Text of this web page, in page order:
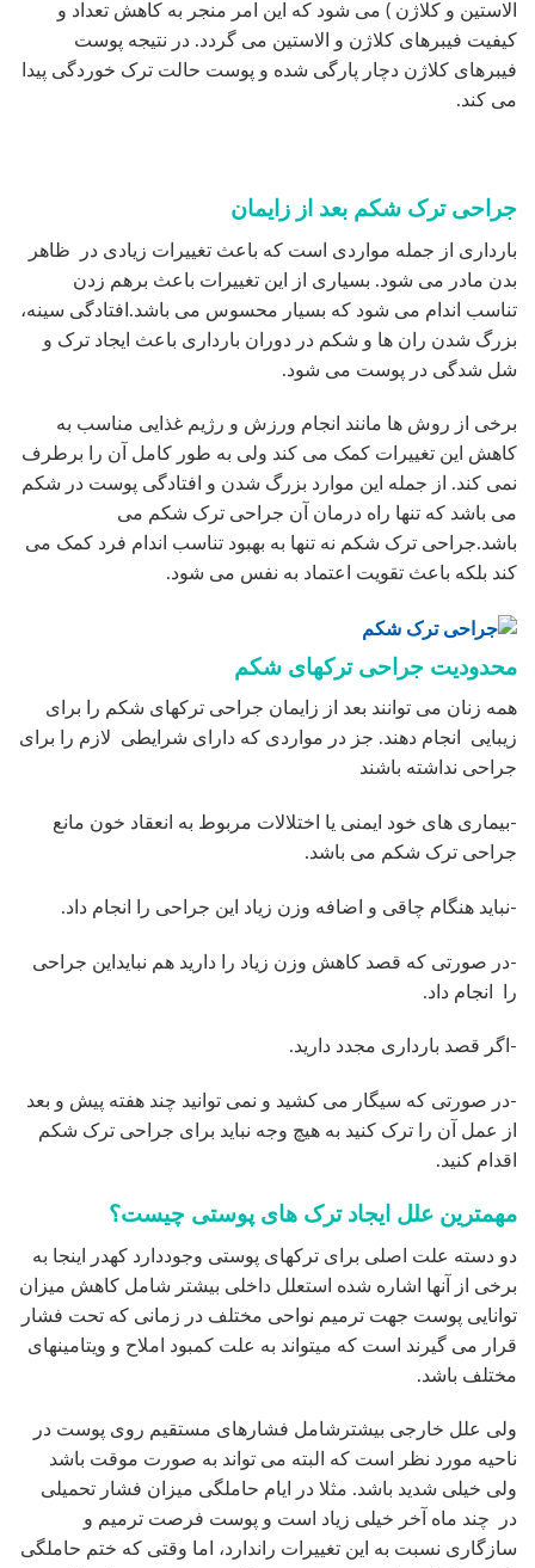
الاستین و کلاژن ) می شود که این امر منجر به کاهش تعداد و
کیفیت فیبرهای کلاژن و الاستین می گردد. در نتیجه پوست
فیبرهای کلاژن دچار پارگی شده و پوست حالت ترک خوردگی پیدا
می کند.
جراحی ترک شکم بعد از زایمان
بارداری از جمله مواردی است که باعث تغییرات زیادی در ظاهر
بدن مادر می شود. بسیاری از این تغییرات باعث برهم زدن
تناسب اندام می شود که بسیار محسوس می باشد.افتادگی سینه،
بزرگ شدن ران ها و شکم در دوران بارداری باعث ایجاد ترک و
شل شدگی در پوست می شود.
برخی از روش ها مانند انجام ورزش و رژیم غذایی مناسب به
کاهش این تغییرات کمک می کند ولی به طور کامل آن را برطرف
نمی کند. از جمله این موارد بزرگ شدن و افتادگی پوست در شکم
می باشد که تنها راه درمان آن جراحی ترک شکم می
باشد.جراحی ترک شکم نه تنها به بهبود تناسب اندام فرد کمک می
کند بلکه باعث تقویت اعتماد به نفس می شود.
محدودیت جراحی ترکهای شکم
همه زنان می توانند بعد از زایمان جراحی ترکهای شکم را برای
زیبایی انجام دهند. جز در مواردی که دارای شرایطی لازم را برای
جراحی نداشته باشند
-بیماری های خود ایمنی یا اختلالات مربوط به انعقاد خون مانع
جراحی ترک شکم می باشد.
-نباید هنگام چاقی و اضافه وزن زیاد این جراحی را انجام داد.
-در صورتی که قصد کاهش وزن زیاد را دارید هم نبایداین جراحی
را انجام داد.
-اگر قصد بارداری مجدد دارید.
-در صورتی که سیگار می کشید و نمی توانید چند هفته پیش و بعد
از عمل آن را ترک کنید به هیچ وجه نباید برای جراحی ترک شکم
اقدام کنید.
مهمترین علل ایجاد ترک های پوستی چیست؟
دو دسته علت اصلی برای ترکهای پوستی وجوددارد کهدر اینجا به
برخی از آنها اشاره شده استعلل داخلی بیشتر شامل کاهش میزان
توانایی پوست جهت ترمیم نواحی مختلف در زمانی که تحت فشار
قرار می گیرند است که میتواند به علت کمبود املاح و ویتامینهای
مختلف باشد.
ولی علل خارجی بیشترشامل فشارهای مستقیم روی پوست در
ناحیه مورد نظر است که البته می تواند به صورت موقت باشد
ولی خیلی شدید باشد. مثلا در ایام حاملگی میزان فشار تحمیلی
در چند ماه آخر خیلی زیاد است و پوست فرصت ترمیم و
سازگاری نسبت به این تغییرات راندارد، اما وقتی که ختم حاملگی